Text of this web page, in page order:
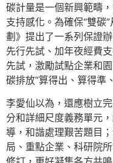
碳計量是一個新興範疇
支持感化。為確保“雙碳
劃》提出了一系列保證
先行先試、加年夜經費
先試，激勵試點企業和
碳排放“算得出、算得準
李愛仙以為，還應樹立
分和詳細尺度義務單元
導，和諧處理艱苦題目
局、重點企業、科研院